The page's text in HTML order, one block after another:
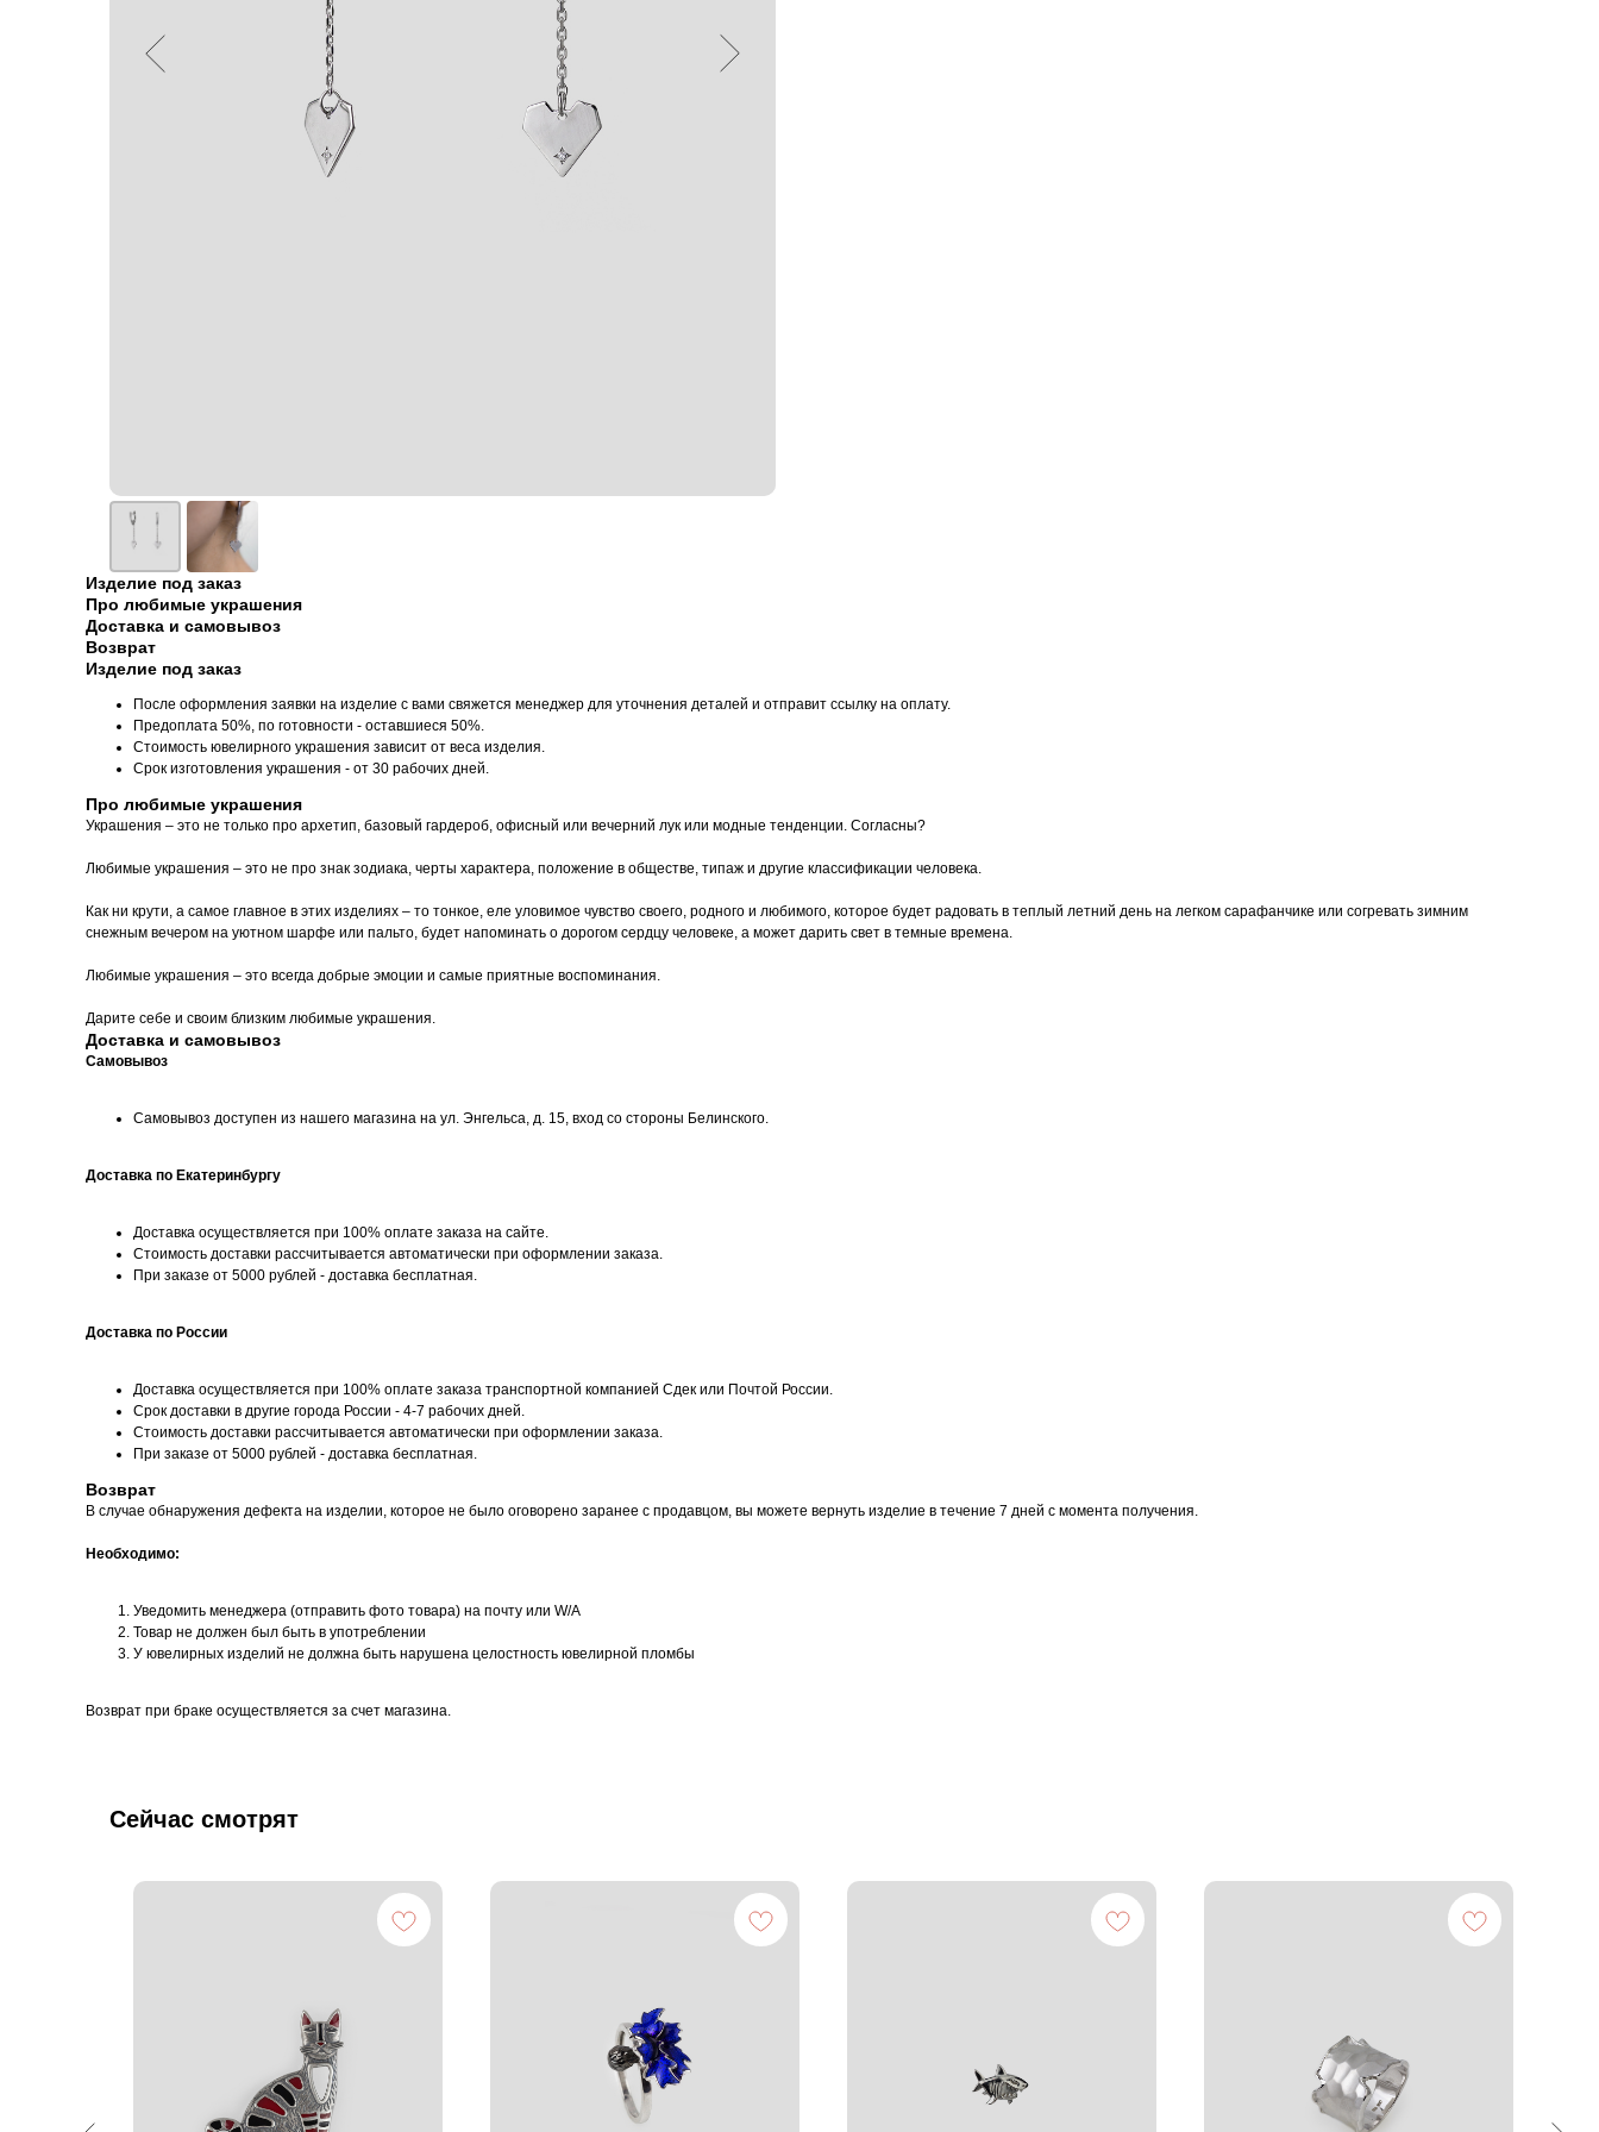
Изделие под заказ
Про любимые украшения
Доставка и самовывоз
Возврат
Изделие под заказ
После оформления заявки на изделие с вами свяжется менеджер для уточнения деталей и отправит ссылку на оплату.
Предоплата 50%, по готовности - оставшиеся 50%.
Стоимость ювелирного украшения зависит от веса изделия.
Срок изготовления украшения - от 30 рабочих дней.
Про любимые украшения
Украшения – это не только про архетип, базовый гардероб, офисный или вечерний лук или модные тенденции. Согласны?
Любимые украшения – это не про знак зодиака, черты характера, положение в обществе, типаж и другие классификации человека.
Как ни крути, а самое главное в этих изделиях – то тонкое, еле уловимое чувство своего, родного и любимого, которое будет радовать в теплый летний день на легком сарафанчике или согревать зимним
снежным вечером на уютном шарфе или пальто, будет напоминать о дорогом сердцу человеке, а может дарить свет в темные времена.
Любимые украшения – это всегда добрые эмоции и самые приятные воспоминания.
Дарите себе и своим близким любимые украшения.
Доставка и самовывоз
Самовывоз
Самовывоз доступен из нашего магазина на ул. Энгельса, д. 15, вход со стороны Белинского.
Доставка по Екатеринбургу
Доставка осуществляется при 100% оплате заказа на сайте.
Стоимость доставки рассчитывается автоматически при оформлении заказа.
При заказе от 5000 рублей - доставка бесплатная.
Доставка по России
Доставка осуществляется при 100% оплате заказа транспортной компанией Сдек или Почтой России.
Срок доставки в другие города России - 4-7 рабочих дней.
Стоимость доставки рассчитывается автоматически при оформлении заказа.
При заказе от 5000 рублей - доставка бесплатная.
Возврат
В случае обнаружения дефекта на изделии, которое не было оговорено заранее с продавцом, вы можете вернуть изделие в течение 7 дней с момента получения.
Необходимо:
Уведомить менеджера (отправить фото товара) на почту или W/А
Товар не должен был быть в употреблении
У ювелирных изделий не должна быть нарушена целостность ювелирной пломбы
Возврат при браке осуществляется за счет магазина.
Сейчас смотрят